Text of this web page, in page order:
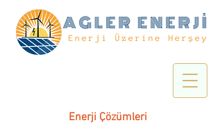
Enerji Çözümleri